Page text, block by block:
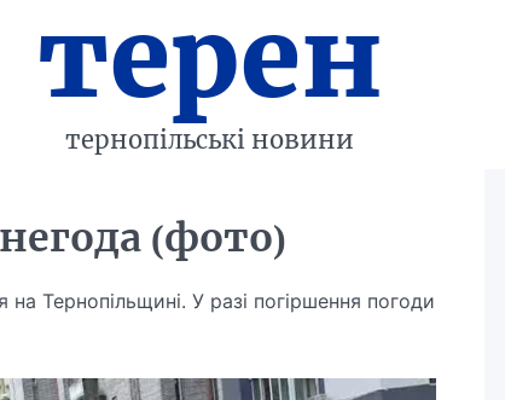
терен
тернопільські новини
(фото)
Тернопільщині. У разі погіршення погоди